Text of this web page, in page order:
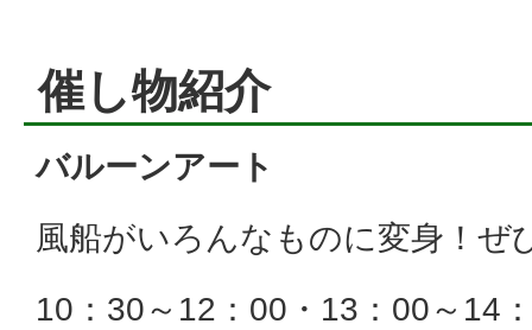
催し物紹介
バルーンアート
風船がいろんなものに変身！ぜ
10：30～12：00・13：00～14